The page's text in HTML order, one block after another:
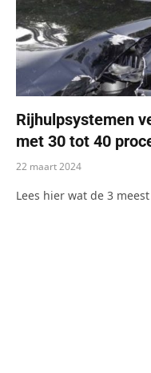
Rijhulpsystemen
met 30 tot 40
22 maart 2024
Lees hier wat de 3